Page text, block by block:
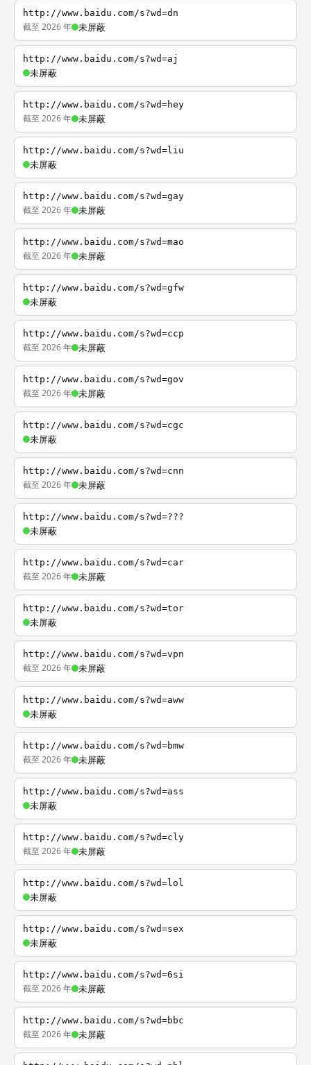
http://www.baidu.com/s?wd=dn
截至 2026 年 未屏蔽
http://www.baidu.com/s?wd=aj
未屏蔽
http://www.baidu.com/s?wd=hey
截至 2026 年 未屏蔽
http://www.baidu.com/s?wd=liu
未屏蔽
http://www.baidu.com/s?wd=gay
截至 2026 年 未屏蔽
http://www.baidu.com/s?wd=mao
截至 2026 年 未屏蔽
http://www.baidu.com/s?wd=gfw
未屏蔽
http://www.baidu.com/s?wd=ccp
截至 2026 年 未屏蔽
http://www.baidu.com/s?wd=gov
截至 2026 年 未屏蔽
http://www.baidu.com/s?wd=cgc
未屏蔽
http://www.baidu.com/s?wd=cnn
截至 2026 年 未屏蔽
http://www.baidu.com/s?wd=???
未屏蔽
http://www.baidu.com/s?wd=car
截至 2026 年 未屏蔽
http://www.baidu.com/s?wd=tor
未屏蔽
http://www.baidu.com/s?wd=vpn
截至 2026 年 未屏蔽
http://www.baidu.com/s?wd=aww
未屏蔽
http://www.baidu.com/s?wd=bmw
截至 2026 年 未屏蔽
http://www.baidu.com/s?wd=ass
未屏蔽
http://www.baidu.com/s?wd=cly
截至 2026 年 未屏蔽
http://www.baidu.com/s?wd=lol
未屏蔽
http://www.baidu.com/s?wd=sex
未屏蔽
http://www.baidu.com/s?wd=6si
截至 2026 年 未屏蔽
http://www.baidu.com/s?wd=bbc
截至 2026 年 未屏蔽